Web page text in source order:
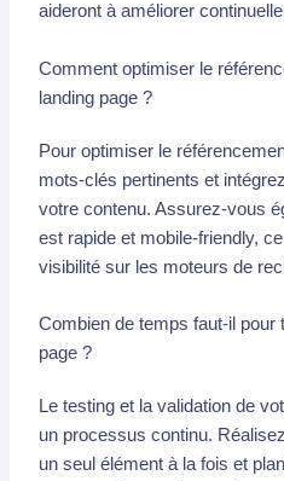
aideront à améliorer
Comment optimiser le
landing page ?
Pour optimiser le
mots-clés pertinents et
votre contenu. Assurez-vous
est rapide et mobile-friendly,
visibilité sur les moteurs de
Combien de temps faut-il pour
page ?
Le testing et la validation de
un processus continu.
un seul élément à la fois et